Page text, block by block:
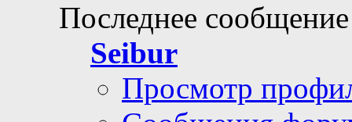
Последнее
Seibur
Просмотр